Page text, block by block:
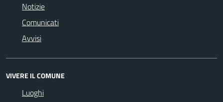
Notizie
Comunicati
Avvisi
VIVERE IL COMUNE
Luoghi